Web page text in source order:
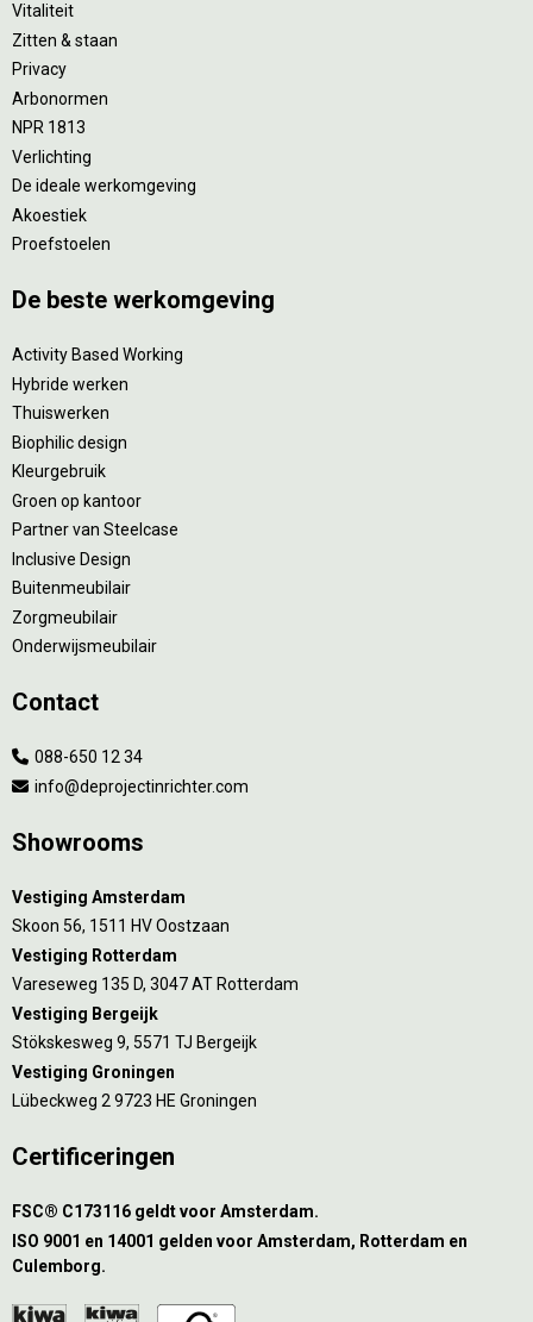
Vitaliteit
Zitten & staan
Privacy
Arbonormen
NPR 1813
Verlichting
De ideale werkomgeving
Akoestiek
Proefstoelen
De beste werkomgeving
Activity Based Working
Hybride werken
Thuiswerken
Biophilic design
Kleurgebruik
Groen op kantoor
Partner van Steelcase
Inclusive Design
Buitenmeubilair
Zorgmeubilair
Onderwijsmeubilair
Contact
088-650 12 34
info@deprojectinrichter.com
Showrooms
Vestiging Amsterdam
Skoon 56, 1511 HV Oostzaan
Vestiging Rotterdam
Vareseweg 135 D, 3047 AT Rotterdam
Vestiging Bergeijk
Stökskesweg 9, 5571 TJ Bergeijk
Vestiging Groningen
Lübeckweg 2 9723 HE Groningen
Certificeringen
FSC® C173116 geldt voor Amsterdam.
ISO 9001 en 14001 gelden voor Amsterdam, Rotterdam en
Culemborg.